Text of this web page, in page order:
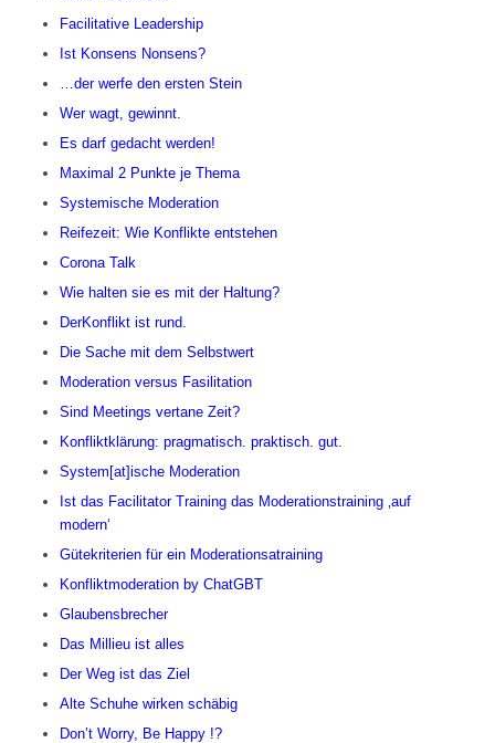
Facilitative Leadership
Ist Konsens Nonsens?
…der werfe den ersten Stein
Wer wagt, gewinnt.
Es darf gedacht werden!
Maximal 2 Punkte je Thema
Systemische Moderation
Reifezeit: Wie Konflikte entstehen
Corona Talk
Wie halten sie es mit der Haltung?
DerKonflikt ist rund.
Die Sache mit dem Selbstwert
Moderation versus Fasilitation
Sind Meetings vertane Zeit?
Konfliktklärung: pragmatisch. praktisch. gut.
System[at]ische Moderation
Ist das Facilitator Training das Moderationstraining ‚auf
modern‘
Gütekriterien für ein Moderationsatraining
Konfliktmoderation by ChatGBT
Glaubensbrecher
Das Millieu ist alles
Der Weg ist das Ziel
Alte Schuhe wirken schäbig
Don’t Worry, Be Happy !?